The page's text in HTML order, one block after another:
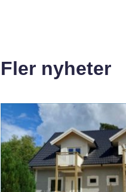
Fler nyheter